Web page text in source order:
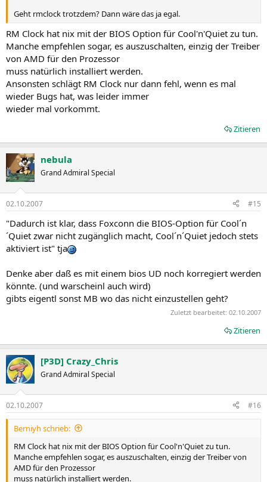
Geht rmclock trotzdem? Dann wäre das ja egal.
RM Clock hat nix mit der BIOS Option für Cool'n'Quiet zu tun.
Manche empfehlen sogar, es auszuschalten, einzig der Treiber
von AMD für den Prozessor
muss natürlich installiert werden.
Ansonsten schlägt RM Clock nur dann fehl, wenn es mal
wieder Bugs hat, was leider immer
wieder mal vorkommt.
Zitieren
nebula
Grand Admiral Special
02.10.2007 #15
"Dadurch ist klar, dass Foxconn die BIOS-Option für Cool´n
´Quiet zwar nicht zugänglich macht, Cool´n´Quiet jedoch stets
aktiviert ist" tja
Denke aber daß es mit einem bios UD noch korregiert werden
könnte. (und warscheinl auch wird)
gibts eigentl sonst MB wo das nicht einzustellen geht?
Zuletzt bearbeitet: 02.10.2007
Zitieren
[P3D] Crazy_Chris
Grand Admiral Special
02.10.2007 #16
Berniyh schrieb:
RM Clock hat nix mit der BIOS Option für Cool'n'Quiet zu tun.
Manche empfehlen sogar, es auszuschalten, einzig der Treiber von
AMD für den Prozessor
muss natürlich installiert werden.